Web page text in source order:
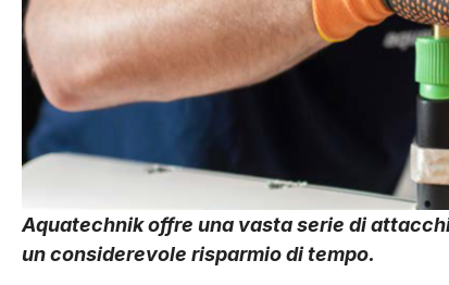
Aquatechnik offre una vasta serie di
un considerevole risparmio di tempo.